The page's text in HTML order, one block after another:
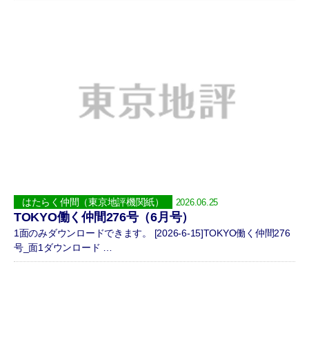
はたらく仲間（東京地評機関紙） 2026.06.25
TOKYO働く仲間276号（6月号）
1面のみダウンロードできます。 [2026-6-15]TOKYO働く仲間276
号_面1ダウンロード …